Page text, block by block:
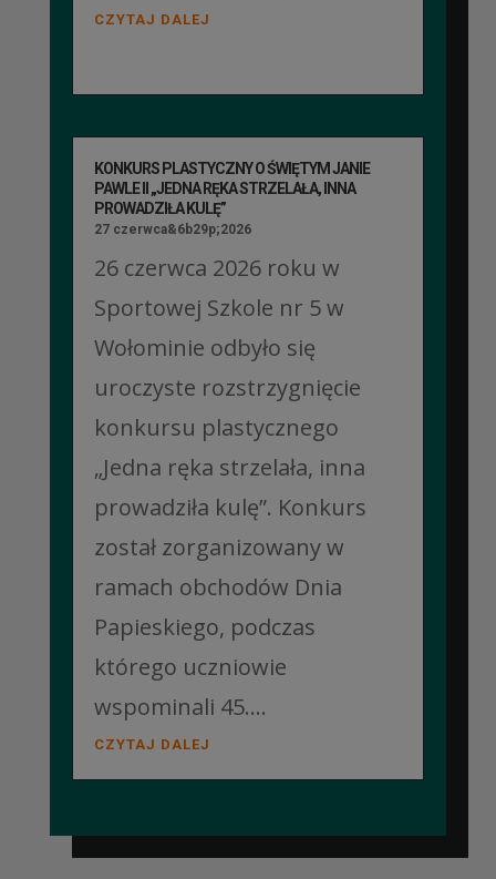
CZYTAJ DALEJ
KONKURS PLASTYCZNY O ŚWIĘTYM JANIE
PAWLE II „JEDNA RĘKA STRZELAŁA, INNA
PROWADZIŁA KULĘ”
27 czerwca&6b29p;2026
26 czerwca 2026 roku w
Sportowej Szkole nr 5 w
Wołominie odbyło się
uroczyste rozstrzygnięcie
konkursu plastycznego
„Jedna ręka strzelała, inna
prowadziła kulę”. Konkurs
został zorganizowany w
ramach obchodów Dnia
Papieskiego, podczas
którego uczniowie
wspominali 45....
CZYTAJ DALEJ